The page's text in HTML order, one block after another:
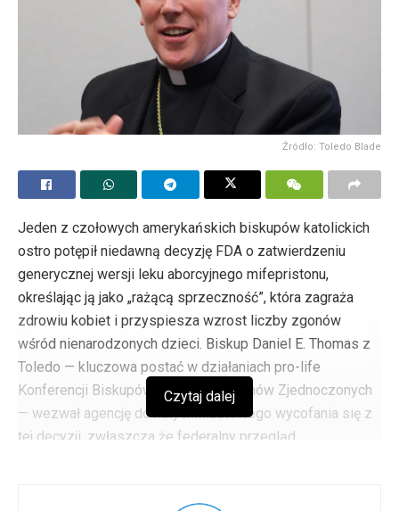
Źródło: Toledo Blade
Jeden z czołowych amerykańskich biskupów katolickich
ostro potępił niedawną decyzję FDA o zatwierdzeniu
generycznej wersji leku aborcyjnego mifepristonu,
określając ją jako „rażącą sprzeczność”, która zagraża
zdrowiu kobiet i przyspiesza wzrost liczby zgonów
wśród nienarodzonych dzieci. Biskup Daniel E. Thomas z
Toledo — kluczowa postać w działaniach pro-life
Konferencji Biskupów Katolickich Stanów Zjednoczonych
— wezwał agencję do natychmiastowego wycofania się z
tej decyzji, zwłaszcza że federalny przegląd
Czytaj dalej